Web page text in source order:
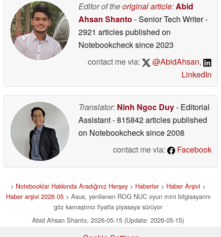
Editor of theoriginal article:Abid
Ahsan Shanto - Senior Tech Writer-
2921 articles published on
Notebookchecksince 2023
contact me via:
@AbidAhsan,
LinkedIn
Translator: Ninh Ngoc Duy- Editorial
Assistant- 815842 articles published
on Notebookchecksince 2008
contact me via:
Facebook
> Notebooklar Hakkında Aradığınız Herşey > Haberler> Haber Arşivi >
Haber arşivi 2026 05> Asus, yenilenen ROG NUC oyun mini bilgisayarını
göz kamaştırıcı fiyatla piyasaya sürüyor
Abid Ahsan Shanto, 2026-05-15 (Update: 2026-05-15)